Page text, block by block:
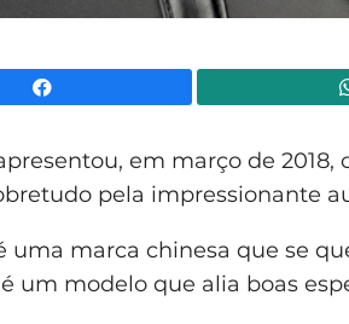
em março de 2018,
pela impressionante
uma marca chinesa que se
é um modelo que alia boas